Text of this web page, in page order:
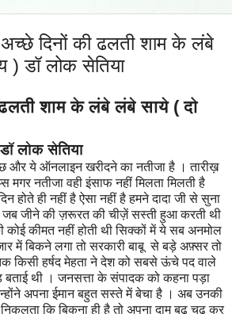
दिनों की ढलती शाम के लंबे
) डॉ लोक सेतिया
शाम के लंबे लंबे साये ( दो
और ये ऑनलाइन खरीदने का नतीजा है । तारीख़
मगर नतीजा वही इंसाफ नहीं मिलता मिलती है
होते ही नहीं है ऐसा नहीं है हमने दादा जी से सुना
जीने की ज़रूरत की चीज़ें सस्ती हुआ करती थी
कोई कीमत नहीं होती थी सिक्कों में ये सब अनमोल
में बिकने लगा तो सरकारी बाबू से बड़े अफ़्सर तो
किसी हर्षद मेहता ने देश को सबसे ऊंचे पद वाले
थी । जनसत्ता के संपादक को कहना पड़ा
अपना ईमान बहुत सस्ते में बेचा है । अब उनकी
निकलता कि बिकना ही है तो अपना दाम बढ़ चढ़ कर